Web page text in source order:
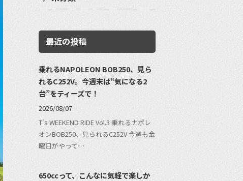
最近の投稿
乗れるNAPOLEON BOB250、見ら
れるC252V。今週末は“気になる2
台”をティーズで！
2026/08/07
T's WEEKEND RIDE Vol.3 乗れるナポレ
オンBOB250、見られるC252V 今週も金
曜日がやって…
650ccって、こんなに気軽で楽しか